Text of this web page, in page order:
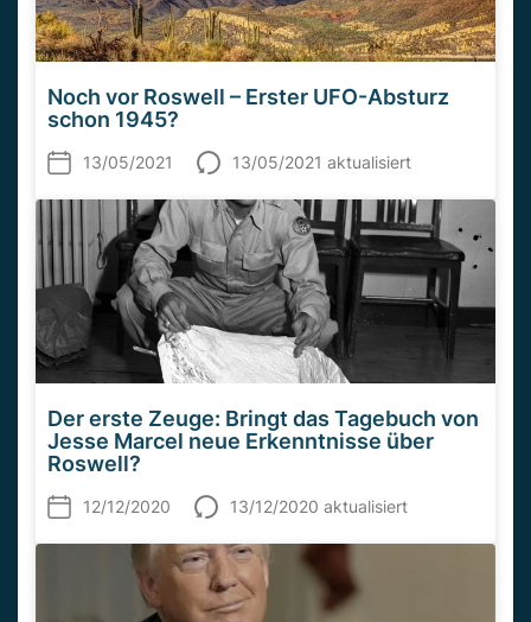
Noch vor Roswell – Erster UFO-Absturz
schon 1945?
13/05/2021 13/05/2021 aktualisiert
Der erste Zeuge: Bringt das Tagebuch von
Jesse Marcel neue Erkenntnisse über
Roswell?
12/12/2020 13/12/2020 aktualisiert